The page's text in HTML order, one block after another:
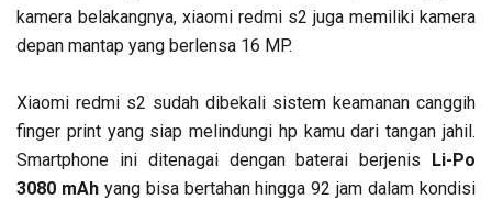
kamera belakangnya, xiaomi redmi s2 juga memiliki kamera
depan mantap yang berlensa 16 MP.
Xiaomi redmi s2 sudah dibekali sistem keamanan canggih
finger print yang siap melindungi hp kamu dari tangan jahil.
Smartphone ini ditenagai dengan baterai berjenis Li-Po
3080 mAhyang bisa bertahan hingga 92 jam dalam kondisi